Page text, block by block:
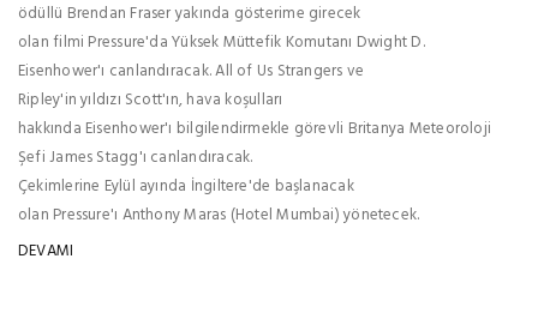
ödüllü Brendan Fraser yakında gösterime girecek
olan filmi Pressure'da Yüksek Müttefik Komutanı Dwight D.
Eisenhower'ı canlandıracak. All of Us Strangers ve
Ripley'in yıldızı Scott'ın, hava koşulları
hakkında Eisenhower'ı bilgilendirmekle görevli Britanya Meteoroloji
Şefi James Stagg'ı canlandıracak.
Çekimlerine Eylül ayında İngiltere'de başlanacak
olan Pressure'ı Anthony Maras (Hotel Mumbai) yönetecek.
DEVAMI